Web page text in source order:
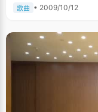
歌曲 • 2009/10/12